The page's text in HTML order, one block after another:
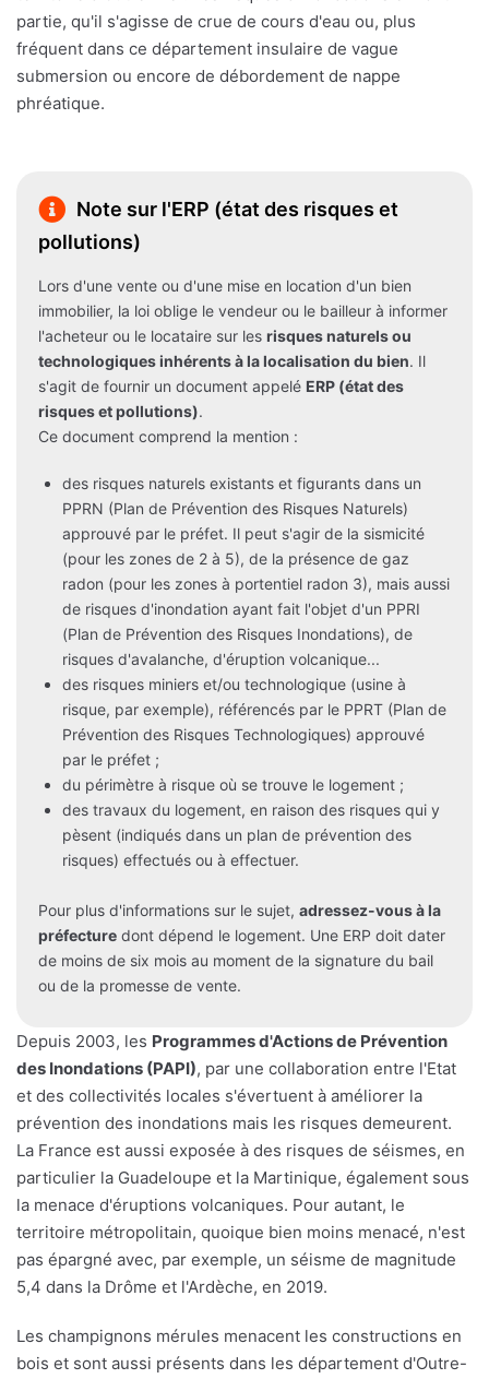
partie, qu'il s'agisse de crue de cours d'eau ou, plus
fréquent dans ce département insulaire de vague
submersion ou encore de débordement de nappe
phréatique.
Note sur l'ERP (état des risques et
pollutions)
Lors d'une vente ou d'une mise en location d'un bien
immobilier, la loi oblige le vendeur ou le bailleur à informer
l'acheteur ou le locataire sur les risques naturels ou
technologiques inhérents à la localisation du bien. Il
s'agit de fournir un document appelé ERP (état des
risques et pollutions).
Ce document comprend la mention :
des risques naturels existants et figurants dans un
PPRN (Plan de Prévention des Risques Naturels)
approuvé par le préfet. Il peut s'agir de la sismicité
(pour les zones de 2 à 5), de la présence de gaz
radon (pour les zones à portentiel radon 3), mais aussi
de risques d'inondation ayant fait l'objet d'un PPRI
(Plan de Prévention des Risques Inondations), de
risques d'avalanche, d'éruption volcanique...
des risques miniers et/ou technologique (usine à
risque, par exemple), référencés par le PPRT (Plan de
Prévention des Risques Technologiques) approuvé
par le préfet ;
du périmètre à risque où se trouve le logement ;
des travaux du logement, en raison des risques qui y
pèsent (indiqués dans un plan de prévention des
risques) effectués ou à effectuer.
Pour plus d'informations sur le sujet, adressez-vous à la
préfecture dont dépend le logement. Une ERP doit dater
de moins de six mois au moment de la signature du bail
ou de la promesse de vente.
Depuis 2003, les Programmes d'Actions de Prévention
des Inondations (PAPI), par une collaboration entre l'Etat
et des collectivités locales s'évertuent à améliorer la
prévention des inondations mais les risques demeurent.
La France est aussi exposée à des risques de séismes, en
particulier la Guadeloupe et la Martinique, également sous
la menace d'éruptions volcaniques. Pour autant, le
territoire métropolitain, quoique bien moins menacé, n'est
pas épargné avec, par exemple, un séisme de magnitude
5,4 dans la Drôme et l'Ardèche, en 2019.
Les champignons mérules menacent les constructions en
bois et sont aussi présents dans les département d'Outre-